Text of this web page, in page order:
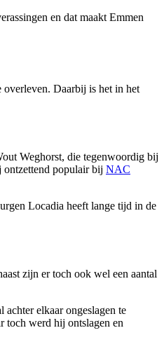
en dat maakt Emmen
Daarbij is het in het
Weghorst, die tegenwoordig bij
ontzettend populair bij NAC
Locadia heeft lange tijd in de
zijn er toch ook wel een aantal
elkaar ongeslagen te
toch werd hij ontslagen en